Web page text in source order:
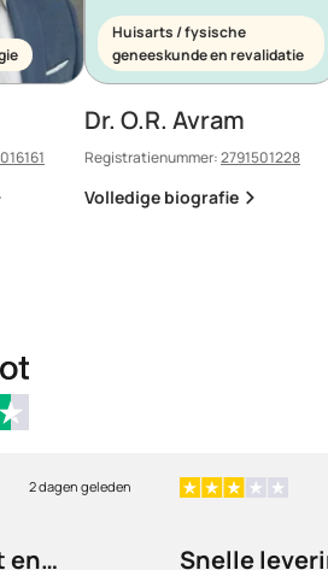
Huisarts / fysische
geneeskunde en revalidatie
Dr. O.R. Avram
Registratienummer:2791501228
Volledige biografie
2 dagen geleden
en
Snelle